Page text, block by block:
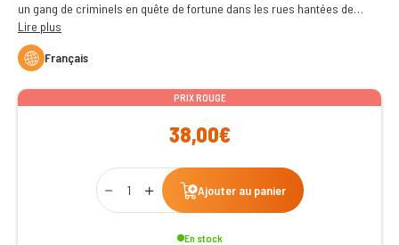
un gang de criminels en quête de fortune dans les rues hantées de
Duskvol.
Lire plus
Français
PRIX ROUGE
38,00€
Qty
Ajouter au panier
En stock